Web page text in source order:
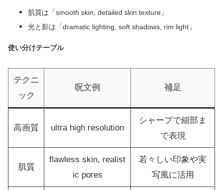
肌質は「smooth skin, detailed skin texture」
光と影は「dramatic lighting, soft shadows, rim light」
使い分けテーブル
テクニ
ック
呪文例 補足
高画質 ultra high resolution
シャープで細部ま
で表現
肌質
flawless skin, realist
ic pores
若々しい印象や実
写風に活用